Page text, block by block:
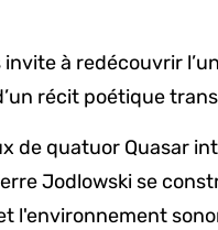
à redécouvrir
récit poétique
de quatuor Quasar
Jodlowski se
l'environnement